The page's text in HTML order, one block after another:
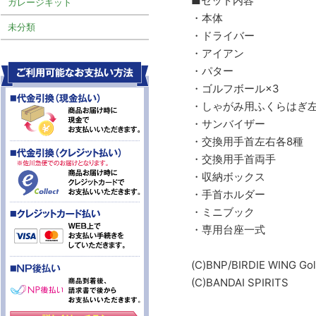
・本体
・ドライバー
・アイアン
・パター
・ゴルフボール×3
・しゃがみ用ふくらはぎ
・サンバイザー
・交換用手首左右各8種
・交換用手首両手
・収納ボックス
・手首ホルダー
・ミニブック
・専用台座一式
(C)BNP/BIRDIE WING
(C)BANDAI SPIRITS
未分類